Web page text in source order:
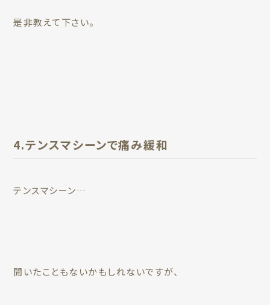
是非教えて下さい。
4.テンスマシーンで痛み緩和
テンスマシーン…
聞いたこともないかもしれないですが、